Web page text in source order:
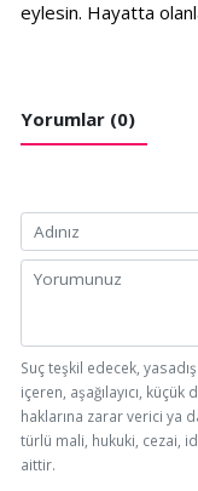
eylesin. Hayatta
Yorumlar (0)
Suç teşkil edecek,
içeren, aşağılayıcı,
haklarına zarar verici ya
türlü mali, hukuki, cezai,
aittir.